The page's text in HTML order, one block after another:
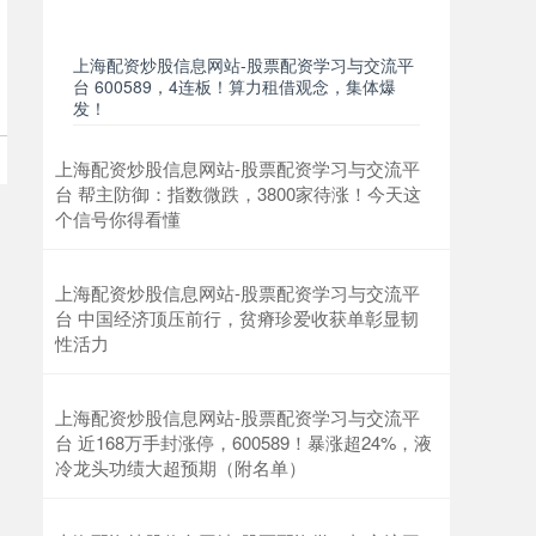
上海配资炒股信息网站-股票配资学习与交流平
台 600589，4连板！算力租借观念，集体爆
发！
上海配资炒股信息网站-股票配资学习与交流平
台 帮主防御：指数微跌，3800家待涨！今天这
个信号你得看懂
上海配资炒股信息网站-股票配资学习与交流平
台 中国经济顶压前行，贫瘠珍爱收获单彰显韧
性活力
上海配资炒股信息网站-股票配资学习与交流平
台 近168万手封涨停，600589！暴涨超24%，液
冷龙头功绩大超预期（附名单）